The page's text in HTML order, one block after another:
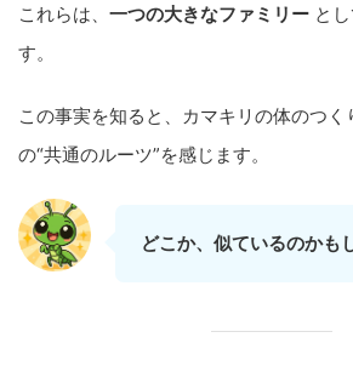
これらは、 一つの大きなファミリー と
す。
この事実を知ると、カマキリの体のつく
の“共通のルーツ”を感じます。
どこか、似ているのかも